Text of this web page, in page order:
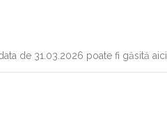
de 31.03.2026 poate fi găsită aici